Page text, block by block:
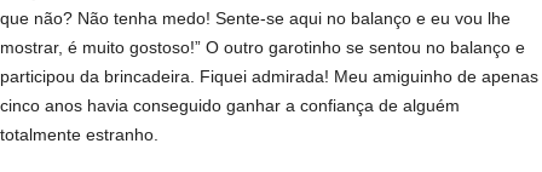
que não? Não tenha medo! Sente-se aqui no balanço e eu vou lhe
mostrar, é muito gostoso!” O outro garotinho se sentou no balanço e
participou da brincadeira. Fiquei admirada! Meu amiguinho de apenas
cinco anos havia conseguido ganhar a confiança de alguém
totalmente estranho.